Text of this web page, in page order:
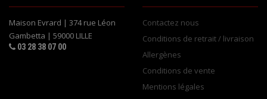
Maison Evrard | 374 rue Léon
Gambetta | 59000 LILLE
03 28 38 07 00
Contactez nous
Conditions de retrait / livraison
Allergènes
Conditions de vente
Mentions légales